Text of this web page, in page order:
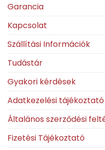
Garancia
Kapcsolat
Szállítási Információk
Tudástár
Gyakori kérdések
Adatkezelési tájékoztató
Általános szerződési
Fizetési Tájékoztató